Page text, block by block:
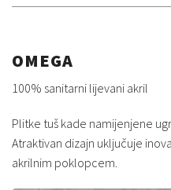
OMEGA
100% sanitarni lijevani akril
Plitke tuš kade namijenjene
Atraktivan dizajn uključuje
akrilnim poklopcem.